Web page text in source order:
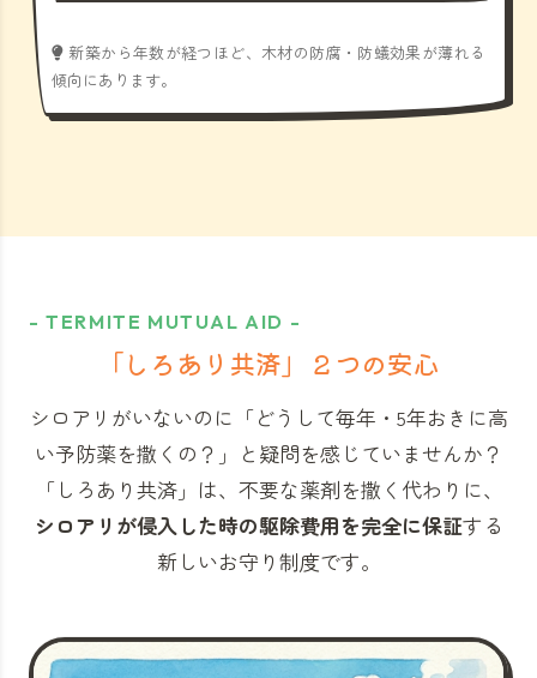
新築から年数が経つほど、木材の防腐・防蟻効果が薄れる
傾向にあります。
- TERMITE MUTUAL AID -
「しろあり共済」 ２つの安心
シロアリがいないのに「どうして毎年・5年おきに高
い予防薬を撒くの？」と 疑問を感じていませんか？
「しろあり共済」 は、不要な薬剤を撒く代わりに、
シロアリが侵入した時の駆除費用を完全に保証する
新しいお守り制度です。